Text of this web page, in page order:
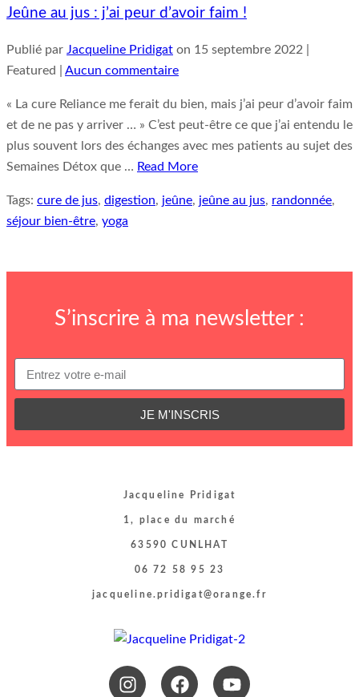
Jeûne au jus : j’ai peur d’avoir faim !
Publié par Jacqueline Pridigat on 15 septembre 2022
Featured
Aucun commentaire
« La cure Reliance me ferait du bien, mais j’ai peur d’avoir faim
et de ne pas y arriver … » C’est peut-être ce que j’ai entendu le
plus souvent lors des échanges avec mes patients au sujet des
Semaines Détox que … Read More
Tags: cure de jus, digestion, jeûne, jeûne au jus, randonnée,
séjour bien-être, yoga
S’inscrire à ma newsletter :
JE M'INSCRIS
Jacqueline Pridigat
1, place du marché
63590 CUNLHAT
06 72 58 95 23
jacqueline.pridigat@orange.fr